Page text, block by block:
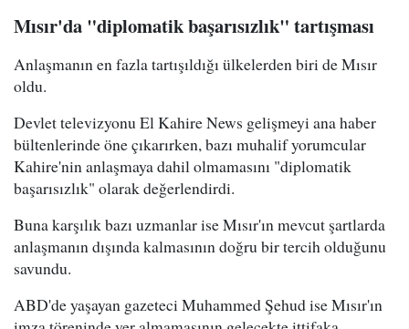
Mısır'da "diplomatik başarısızlık" tartışması
Anlaşmanın en fazla tartışıldığı ülkelerden biri de Mısır
oldu.
Devlet televizyonu El Kahire News gelişmeyi ana haber
bültenlerinde öne çıkarırken, bazı muhalif yorumcular
Kahire'nin anlaşmaya dahil olmamasını "diplomatik
başarısızlık" olarak değerlendirdi.
Buna karşılık bazı uzmanlar ise Mısır'ın mevcut şartlarda
anlaşmanın dışında kalmasının doğru bir tercih olduğunu
savundu.
ABD'de yaşayan gazeteci Muhammed Şehud ise Mısır'ın